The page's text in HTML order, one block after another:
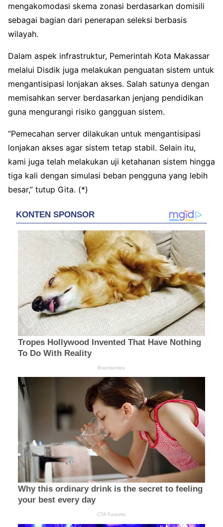
mengakomodasi skema zonasi berdasarkan domisili
sebagai bagian dari penerapan seleksi berbasis
wilayah.
Dalam aspek infrastruktur, Pemerintah Kota Makassar
melalui Disdik juga melakukan penguatan sistem untuk
mengantisipasi lonjakan akses. Salah satunya dengan
memisahkan server berdasarkan jenjang pendidikan
guna mengurangi risiko gangguan sistem.
“Pemecahan server dilakukan untuk mengantisipasi
lonjakan akses agar sistem tetap stabil. Selain itu,
kami juga telah melakukan uji ketahanan sistem hingga
tiga kali dengan simulasi beban pengguna yang lebih
besar,” tutup Gita. (*)